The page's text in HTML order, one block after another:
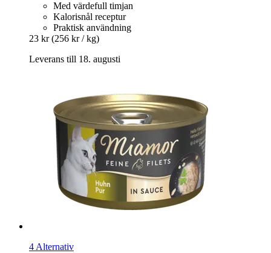
Med värdefull timjan
Kalorisnål receptur
Praktisk användning
23 kr (256 kr / kg)
Leverans till 18. augusti
4 Alternativ